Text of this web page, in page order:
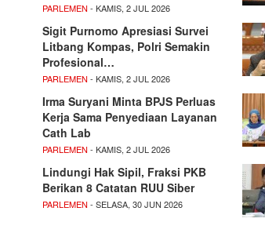
PARLEMEN - KAMIS, 2 JUL 2026
Sigit Purnomo Apresiasi Survei
Litbang Kompas, Polri Semakin
Profesional…
PARLEMEN - KAMIS, 2 JUL 2026
Irma Suryani Minta BPJS Perluas
Kerja Sama Penyediaan Layanan
Cath Lab
PARLEMEN - KAMIS, 2 JUL 2026
Lindungi Hak Sipil, Fraksi PKB
Berikan 8 Catatan RUU Siber
PARLEMEN - SELASA, 30 JUN 2026